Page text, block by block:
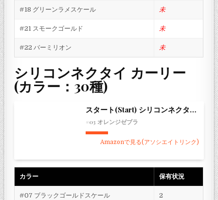
#18 グリーンラメスケール 未
#21 スモークゴールド 未
#22 バーミリオン 未
シリコンネクタイ カーリー
(カラー：30種)
スタート(Start) シリコンネクタイ カーリー
#03 オレンジゼブラ
Amazonで見る(アソシエイトリンク)
カラー 保有状況
#07 ブラックゴールドスケール 2